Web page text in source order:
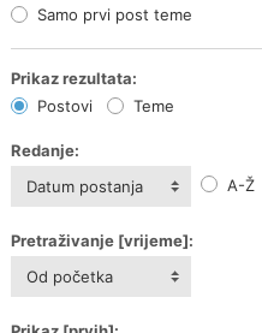
Samo prvi post teme
Prikaz rezultata:
Postovi
Teme
Redanje:
Datum postanja
A-Ž
Pretraživanje [vrijeme]:
Od početka